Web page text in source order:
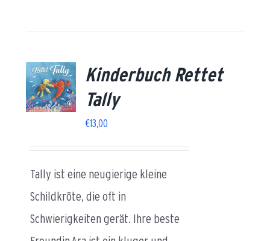
Kinderbuch Rettet
Tally
€13,00
Tally ist eine neugierige kleine
Schildkröte, die oft in
Schwierigkeiten gerät. Ihre beste